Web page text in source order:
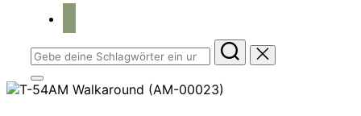
Suchen
nach:
Seitenleiste
&